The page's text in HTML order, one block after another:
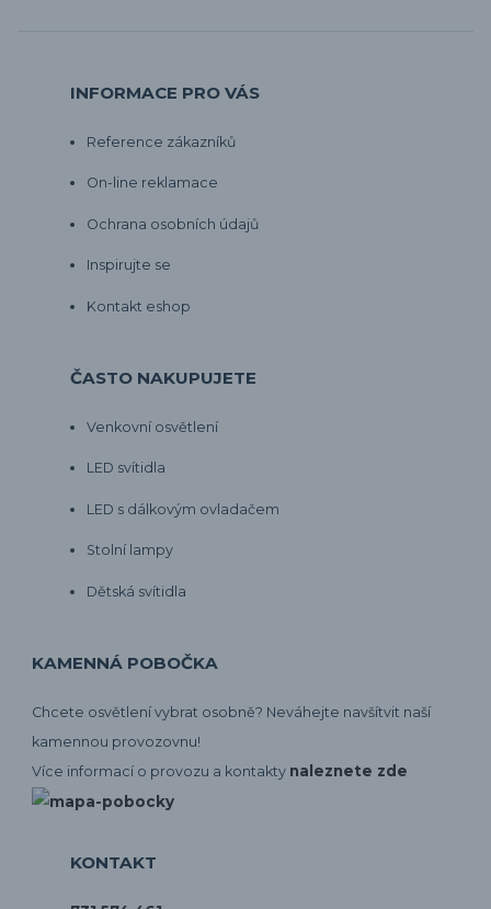
INFORMACE PRO VÁS
Reference zákazníků
On-line reklamace
Ochrana osobních údajů
Inspirujte se
Kontakt eshop
ČASTO NAKUPUJETE
Venkovní osvětlení
LED svítidla
LED s dálkovým ovladačem
Stolní lampy
Dětská svítidla
KAMENNÁ POBOČKA
Chcete osvětlení vybrat osobně? Neváhejte navšítvit naší
kamennou provozovnu!
Více informací o provozu a kontakty naleznete zde
KONTAKT